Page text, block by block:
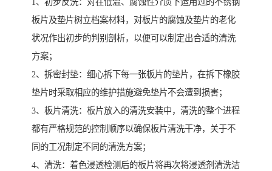
1、初步反洗：对在低温、腐蚀性介质下运用过的不锈钢
板片及垫片树立档案材料，对板片的腐蚀及垫片的老化
状况作出初步的判别剖析，以便可以制定出合适的清洗
方案；
2、拆密封垫：细心拆下每一张板片的垫片，在拆下橡胶
垫片时采取相应的维护措施避免垫片不会遭到损害；
3、板片清洗：板片放入的清洗安装中，清洗的整个进程
都有严格规范的控制顺序以确保板片清洗干净，关于不
同的工况制定不同的清洗方案；
4、清洗：着色浸透检测后的板片将再次将浸透剂清洗洁